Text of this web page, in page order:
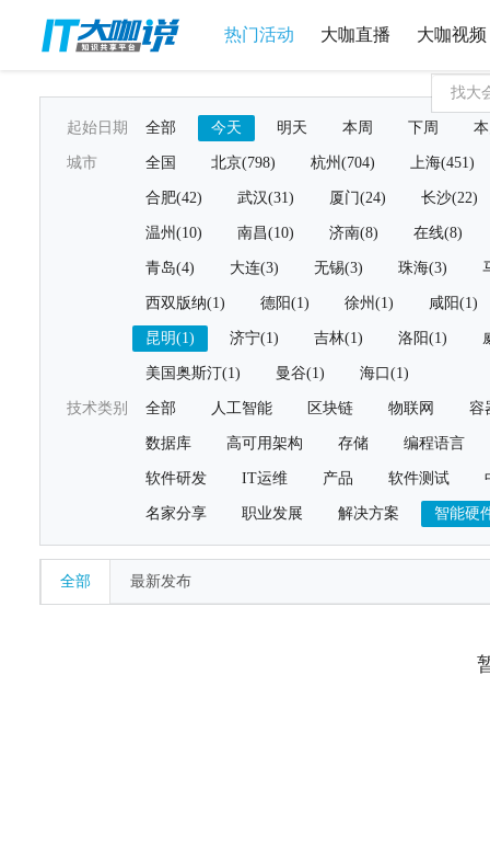
热门活动 大咖直播 大咖视频
起始日期 全部 今天 明天 本周 下周
城市 全国 北京(798) 杭州(704) 上海(451)
合肥(42) 武汉(31) 厦门(24) 长沙(22)
温州(10) 南昌(10) 济南(8) 在线(8)
青岛(4) 大连(3) 无锡(3) 珠海(3)
西双版纳(1) 德阳(1) 徐州(1) 咸阳(1)
昆明(1) 济宁(1) 吉林(1) 洛阳(1)
美国奥斯汀(1) 曼谷(1) 海口(1)
技术类别 全部 人工智能 区块链 物联网 容
数据库 高可用架构 存储 编程语言
软件研发 IT运维 产品 软件测试
名家分享 职业发展 解决方案 智能硬
全部 最新发布